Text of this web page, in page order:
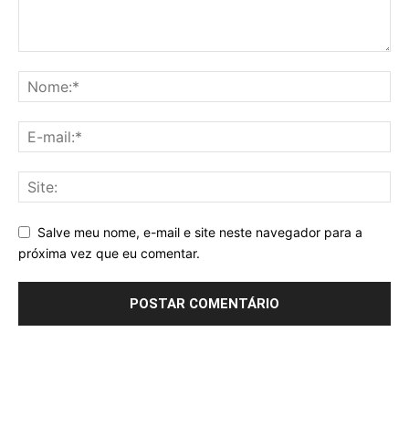
Salve meu nome, e-mail e site neste navegador para a
próxima vez que eu comentar.